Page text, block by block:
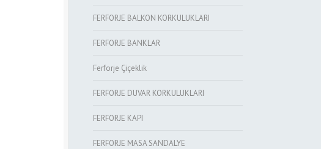
FERFORJE BALKON KORKULUKLARI
FERFORJE BANKLAR
Ferforje Çiçeklik
FERFORJE DUVAR KORKULUKLARI
FERFORJE KAPI
FERFORJE MASA SANDALYE